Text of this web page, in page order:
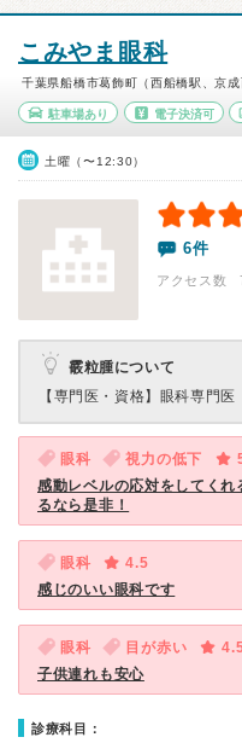
こみやま眼科
千葉県船橋市葛飾町（西船橋駅、京成
駐車場あり 電子決済可
土曜（〜12:30）
6件
アクセス数
霰粒腫について
【専門医・資格】 眼科専門医
眼科 視力の低下
感動レベルの応対をしてく
るなら是非！
眼科
4.5
感じのいい眼科です
眼科 目が赤い
子供連れも安心
診療科目：